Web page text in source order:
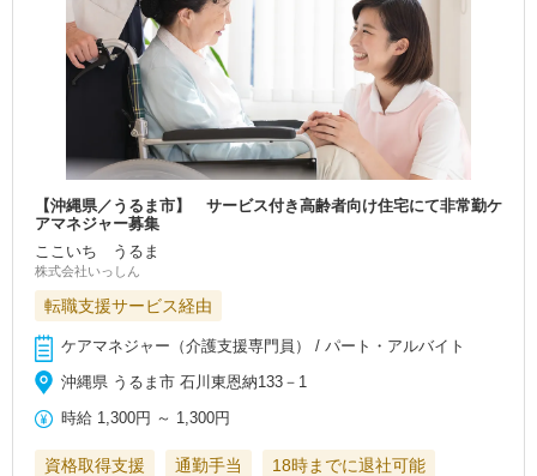
【沖縄県／うるま市】 サービス付き高齢者向け住宅にて非常勤ケ
アマネジャー募集
ここいち うるま
株式会社いっしん
転職支援サービス経由
ケアマネジャー（介護支援専門員） / パート・アルバイト
沖縄県 うるま市 石川東恩納133－1
時給 1,300円 ～ 1,300円
資格取得支援 通勤手当 18時までに退社可能